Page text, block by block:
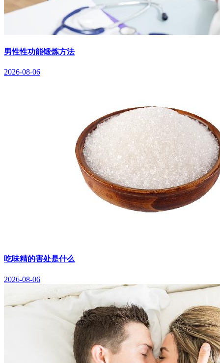
男性性功能锻炼方法
2026-08-06
吃味精的害处是什么
2026-08-06